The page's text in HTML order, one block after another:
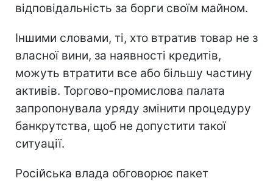
відповідальність за борги своїм майном.
Іншими словами, ті, хто втратив товар не з
власної вини, за наявності кредитів,
можуть втратити все або більшу частину
активів. Торгово-промислова палата
запропонувала уряду змінити процедуру
банкрутства, щоб не допустити такої
ситуації.
Російська влада обговорює пакет